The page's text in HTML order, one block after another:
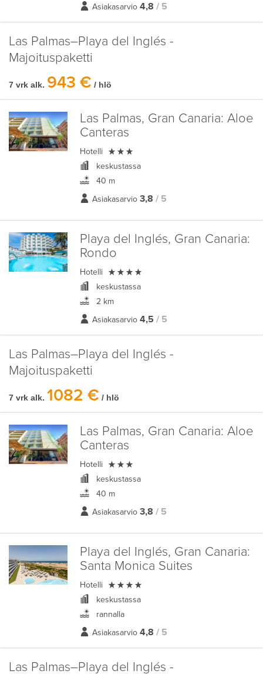
Asiakasarvio 4,8 / 5
Las Palmas–Playa del Inglés -
Majoituspaketti
7 vrk alk. 943 € / hlö
Las Palmas, Gran Canaria: Aloe
Canteras
Hotelli 
keskustassa
40 m
Asiakasarvio 3,8 / 5
Playa del Inglés, Gran Canaria:
Rondo
Hotelli 
keskustassa
2 km
Asiakasarvio 4,5 / 5
Las Palmas–Playa del Inglés -
Majoituspaketti
7 vrk alk. 1082 € / hlö
Las Palmas, Gran Canaria: Aloe
Canteras
Hotelli 
keskustassa
40 m
Asiakasarvio 3,8 / 5
Playa del Inglés, Gran Canaria:
Santa Monica Suites
Hotelli 
keskustassa
rannalla
Asiakasarvio 4,8 / 5
Las Palmas–Playa del Inglés -